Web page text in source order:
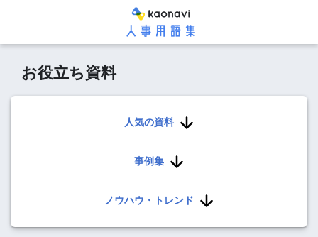
お役立ち資料
人気の資料
事例集
ノウハウ・トレンド